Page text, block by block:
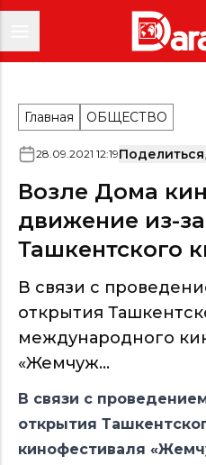
Главная ОБЩЕСТВО
28.09.2021 12:19Поделиться
Возле Дома
движение из-
Ташкентского
В связи с
открытия
международного
«Жемчуж...
В связи с
открытия
кинофестиваля